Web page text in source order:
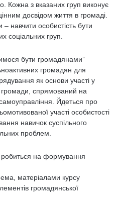
Кожна з вказаних груп виконує
досвідом життя в громаді.
навчити особистість бути
соціальних груп.
бути громадянами”
громадян для
як основи участі у
громади, спрямований на
Йдеться про
участі особистості
навичок суспільного
проблем.
на формування
матеріалами курсу
громадянської